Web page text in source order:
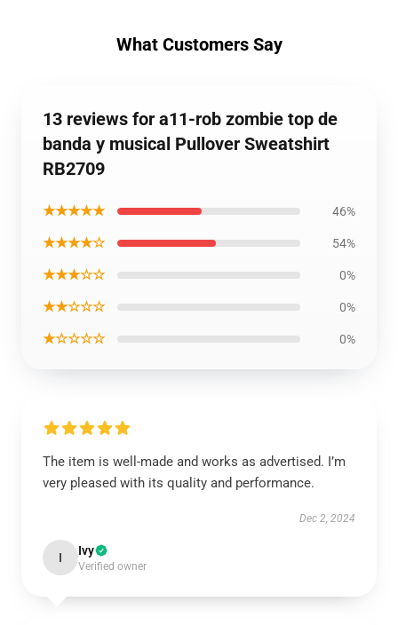
What Customers Say
13 reviews for a11-rob zombie top de
banda y musical Pullover Sweatshirt
RB2709
★★★★★ 46%
★★★★☆ 54%
★★★☆☆ 0%
★★☆☆☆ 0%
★☆☆☆☆ 0%
The item is well-made and works as advertised. I’m
very pleased with its quality and performance.
Dec 2, 2024
I Ivy
Verified owner